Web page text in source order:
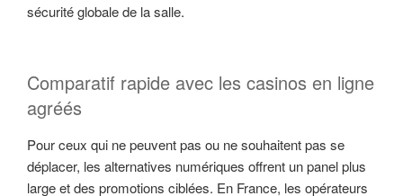
sécurité globale de la salle.
Comparatif rapide avec les casinos en ligne
agréés
Pour ceux qui ne peuvent pas ou ne souhaitent pas se
déplacer, les alternatives numériques offrent un panel plus
large et des promotions ciblées. En France, les opérateurs